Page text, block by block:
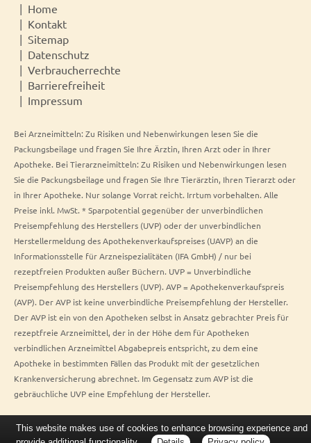
Home
Kontakt
Sitemap
Datenschutz
Verbraucherrechte
Barrierefreiheit
Impressum
Bei Arzneimitteln: Zu Risiken und Nebenwirkungen lesen Sie die
Packungsbeilage und fragen Sie Ihre Ärztin, Ihren Arzt oder in Ihrer
Apotheke. Bei Tierarzneimitteln: Zu Risiken und Nebenwirkungen lesen
Sie die Packungsbeilage und fragen Sie Ihre Tierärztin, Ihren Tierarzt oder
in Ihrer Apotheke. Nur solange Vorrat reicht. Irrtum vorbehalten. Alle
Preise inkl. MwSt. * Sparpotential gegenüber der unverbindlichen
Preisempfehlung des Herstellers (UVP) oder der unverbindlichen
Herstellermeldung des Apothekenverkaufspreises (UAVP) an die
Informationsstelle für Arzneispezialitäten (IFA GmbH) / nur bei
rezeptfreien Produkten außer Büchern. UVP = Unverbindliche
Preisempfehlung des Herstellers (UVP). AVP = Apothekenverkaufspreis
(AVP). Der AVP ist keine unverbindliche Preisempfehlung der Hersteller.
Der AVP ist ein von den Apotheken selbst in Ansatz gebrachter Preis für
rezeptfreie Arzneimittel, der in der Höhe dem für Apotheken
verbindlichen Arzneimittel Abgabepreis entspricht, zu dem eine
Apotheke in bestimmten Fällen das Produkt mit der gesetzlichen
Krankenversicherung abrechnet. Im Gegensatz zum AVP ist die
gebräuchliche UVP eine Empfehlung der Hersteller.
This website makes use of cookies to enhance browsing experience and